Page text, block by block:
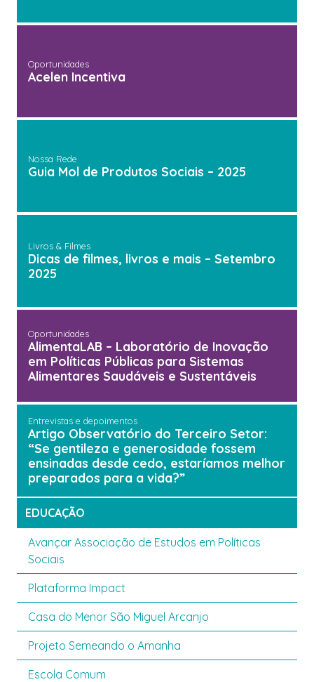
Oportunidades
Acelen Incentiva
Nossa Rede
Guia Mol de Produtos Sociais – 2025
Livros & Filmes
Dicas de filmes, livros e mais – Setembro
2025
Oportunidades
AlimentaLAB – Laboratório de Inovação
em Políticas Públicas para Sistemas
Alimentares Saudáveis e Sustentáveis
Entrevistas e depoimentos
Artigo Observatório do Terceiro Setor:
“Se gentileza e generosidade fossem
ensinadas desde cedo, estaríamos melhor
preparados para a vida?”
EDUCAÇÃO
Avançar Associação de Estudos em Políticas
Sociais
Plataforma Impact
Casa do Menor São Miguel Arcanjo
Projeto Semeando o Amanha
Escola Comum